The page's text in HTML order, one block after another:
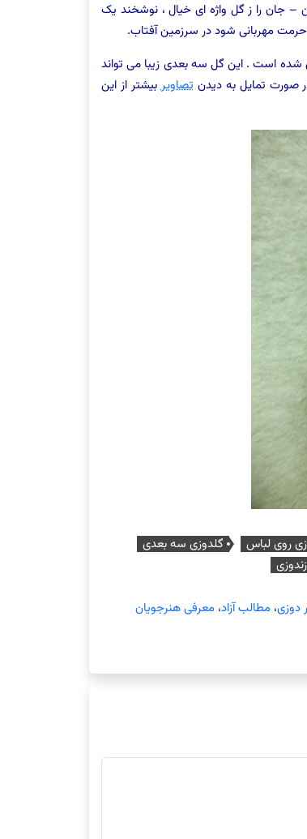
– جان را ز گل واژه ای خیال ، نوشخند یک
حرمت مهربانی شود در سرزمین آفتاب.
شده است . این گل سه بعدی زیبا می تواند
صورت تمایل به دیدن تصاویربیشتر از این
روی لباس
گلدوزی سه بعدی
دوزی،مطالب آزاد،معرفی هنرجویان